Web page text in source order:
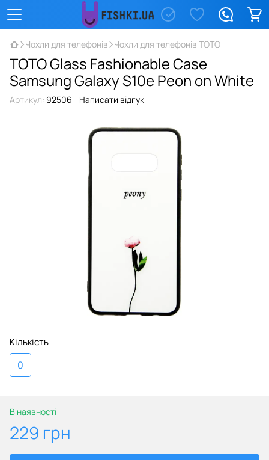
Чохли для телефонів Чохли для телефонів TOTO
TOTO Glass Fashionable Case
Samsung Galaxy S10e Peon on White
Артикул: 92506 Написати відгук
Кількість
0
В наявності
229 грн